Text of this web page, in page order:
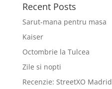
Recent Posts
Sarut-mana pentru masa
Kaiser
Octombrie la Tulcea
Zile si nopti
Recenzie: StreetXO Madrid